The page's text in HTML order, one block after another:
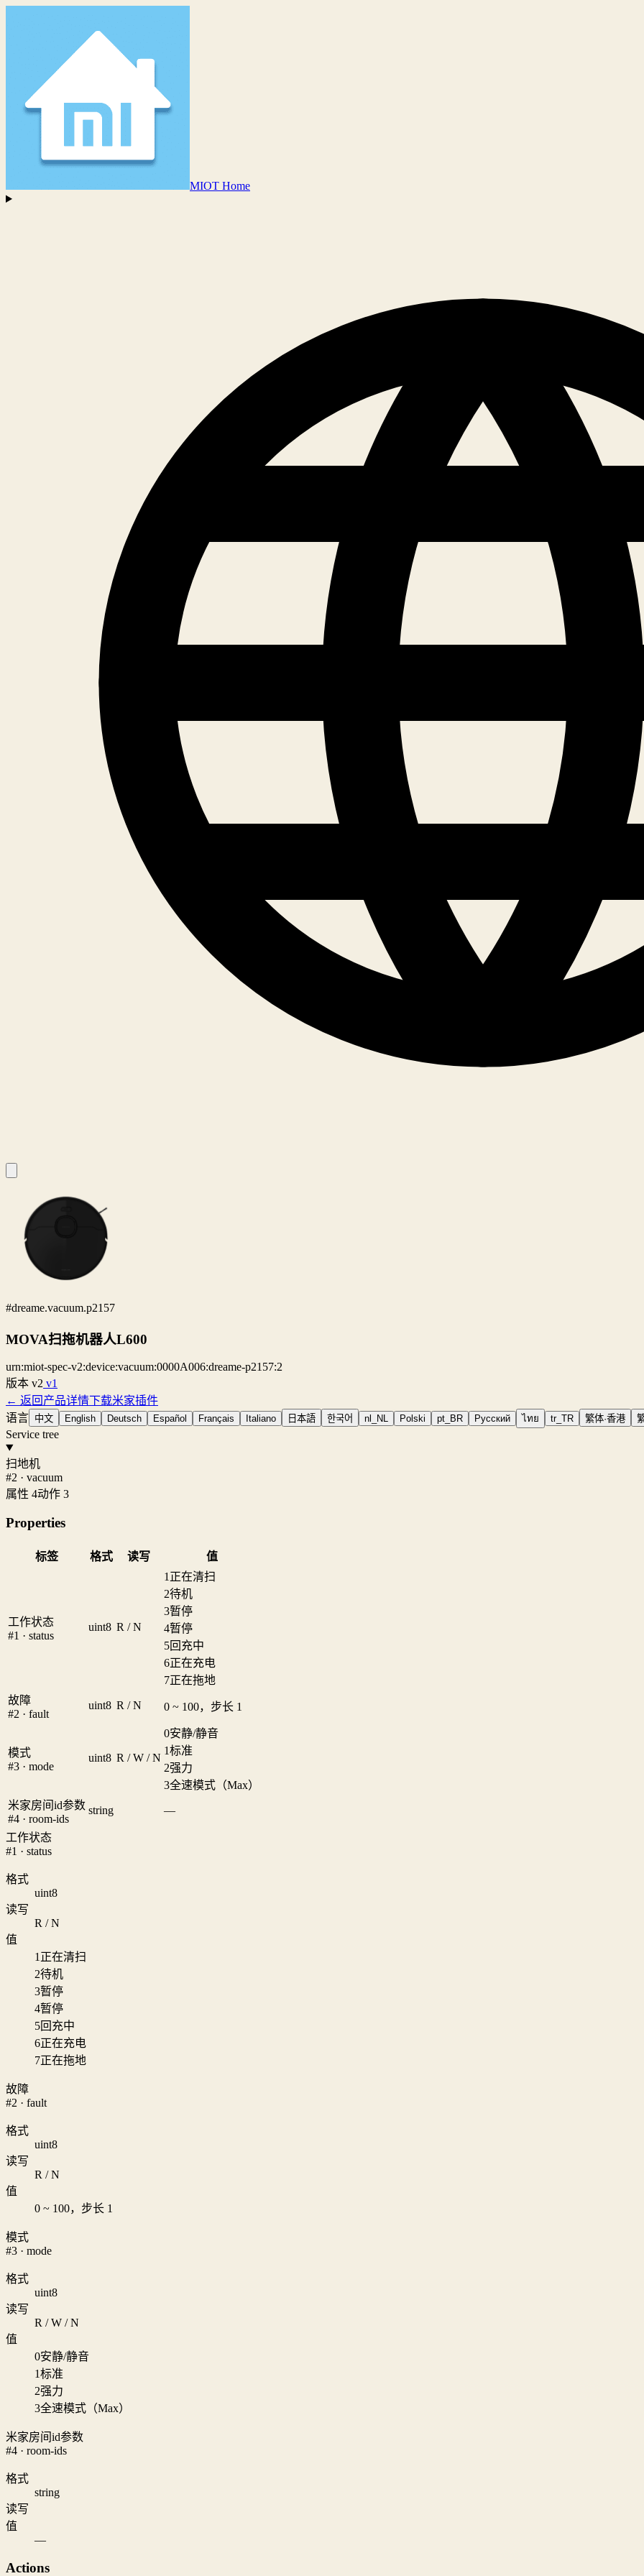
MIOT Home
#dreame.vacuum.p2157
MOVA扫拖机器人L600
urn:miot-spec-v2:device:vacuum:0000A006:dreame-p2157:2
版本 v2 v1
← 返回产品详情下载米家插件
语言 中文 English Deutsch Español Français Italiano 日本語 한국어 nl_NL Polski pt_BR Русский ไทย tr_TR 繁体·香港
Service tree
扫地机
#2 · vacuum
属性 4动作 3
Properties
标签 格式 读写 值
工作状态
#1 · status
uint8 R / N
1 正在清扫
2待机
3暂停
4暂停
5回充中
6正在充电
7正在拖地
故障
#2 · fault
uint8 R / N 0 ~ 100，步长 1
模式
#3 · mode
uint8 R / W / N
0安静/静音
1标准
2强力
3全速模式（Max）
米家房间id参数
#4 · room-ids
string —
工作状态
#1 · status
格式
uint8
读写
R / N
值
1 正在清扫
2待机
3暂停
4暂停
5回充中
6正在充电
7正在拖地
故障
#2 · fault
格式
uint8
读写
R / N
值
0 ~ 100，步长 1
模式
#3 · mode
格式
uint8
读写
R / W / N
值
0安静/静音
1标准
2强力
3全速模式（Max）
米家房间id参数
#4 · room-ids
格式
string
读写
值
—
Actions